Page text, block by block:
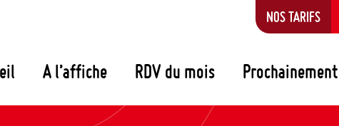
A l’affiche RDV du mois Prochainement
NOS TARIFS